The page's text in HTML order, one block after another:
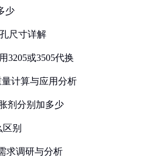
少
尺寸详解
3205或3505代换
计算与应用分析
剂分别加多少
别
求调研与分析